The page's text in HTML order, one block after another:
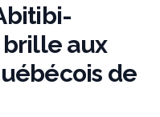
aux
de